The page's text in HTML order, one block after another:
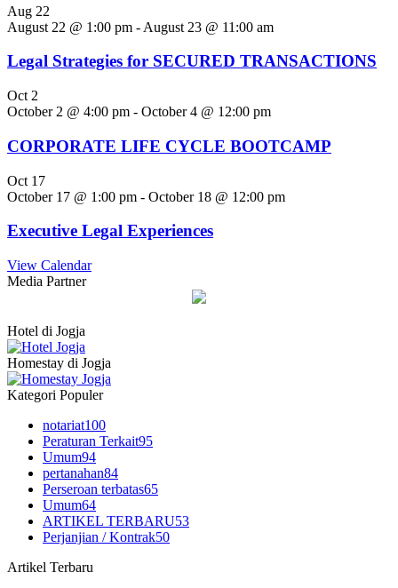
Aug 22
August 22 @ 1:00 pm - August 23 @ 11:00 am
Legal Strategies for SECURED TRANSACTIONS
Oct 2
October 2 @ 4:00 pm - October 4 @ 12:00 pm
CORPORATE LIFE CYCLE BOOTCAMP
Oct 17
October 17 @ 1:00 pm - October 18 @ 12:00 pm
Executive Legal Experiences
View Calendar
Media Partner
Hotel di Jogja
Homestay di Jogja
Kategori Populer
notariat100
Peraturan Terkait95
Umum94
pertanahan84
Perseroan terbatas65
Umum64
ARTIKEL TERBARU53
Perjanjian / Kontrak50
Artikel Terbaru